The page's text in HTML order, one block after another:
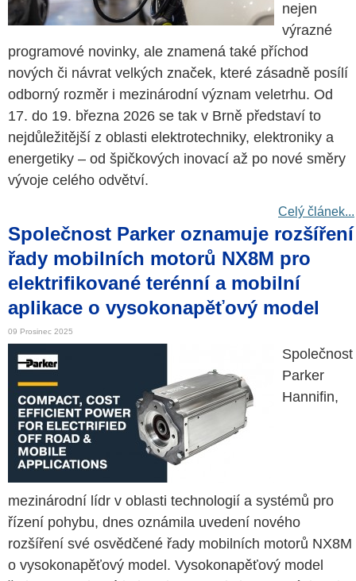
nejen
výrazné
programové novinky, ale znamená také příchod
nových či návrat velkých značek, které zásadně posílí
odborný rozměr i mezinárodní význam veletrhu. Od
17. do 19. března 2026 se tak v Brně představí to
nejdůležitější z oblasti elektrotechniky, elektroniky a
energetiky – od špičkových inovací až po nové směry
vývoje celého odvětví.
Celý článek...
Společnost Parker oznamuje rozšíření
řady mobilních motorů NX8M pro
elektrifikované terénní a mobilní
aplikace o vysokonapěťový model
09 Prosinec 2025
Společnost
Parker
Hannifin,
mezinárodní lídr v oblasti technologií a systémů pro
řízení pohybu, dnes oznámila uvedení nového
rozšíření své osvědčené řady mobilních motorů NX8M
o vysokonapěťový model. Vysokonapěťový model